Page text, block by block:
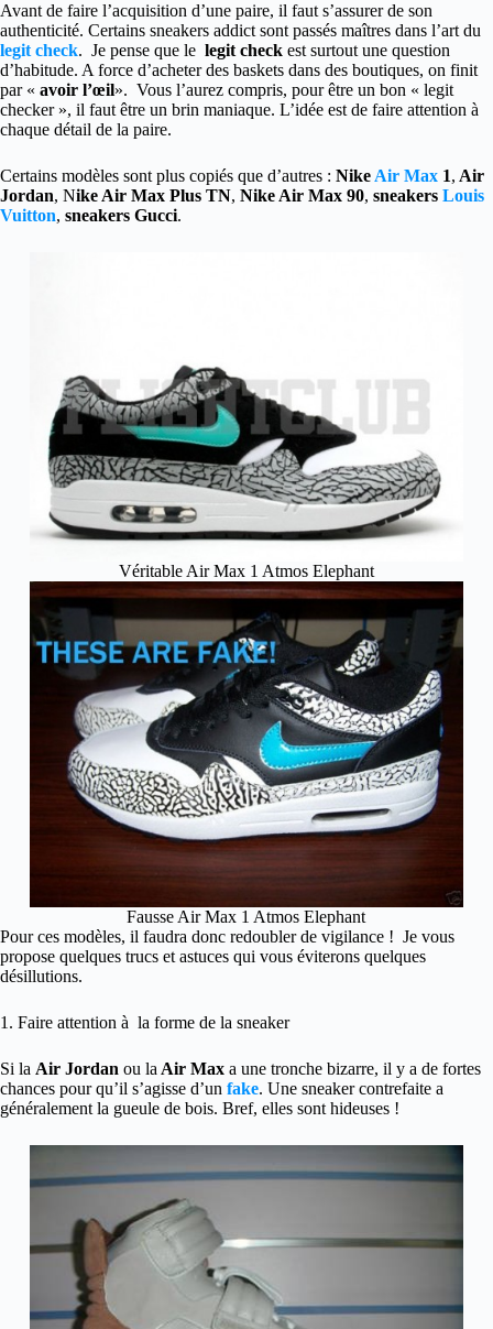
Avant de faire l’acquisition d’une paire, il faut s’assurer de son
authenticité. Certains sneakers addict sont passés maîtres dans l’art du
legit check. Je pense que le legit check est surtout une question
d’habitude. A force d’acheter des baskets dans des boutiques, on finit
par « avoir l’œil». Vous l’aurez compris, pour être un bon « legit
checker », il faut être un brin maniaque. L’idée est de faire attention à
chaque détail de la paire.
Certains modèles sont plus copiés que d’autres : Nike Air Max 1, Air
Jordan, Nike Air Max Plus TN, Nike Air Max 90, sneakers Louis
Vuitton, sneakers Gucci.
Véritable Air Max 1 Atmos Elephant
Fausse Air Max 1 Atmos Elephant
Pour ces modèles, il faudra donc redoubler de vigilance ! Je vous
propose quelques trucs et astuces qui vous éviterons quelques
désillutions.
1. Faire attention à la forme de la sneaker
Si la Air Jordan ou la Air Max a une tronche bizarre, il y a de fortes
chances pour qu’il s’agisse d’un fake. Une sneaker contrefaite a
généralement la gueule de bois. Bref, elles sont hideuses !